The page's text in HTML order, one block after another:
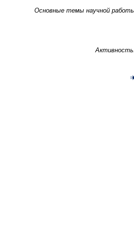
Основные темы научной